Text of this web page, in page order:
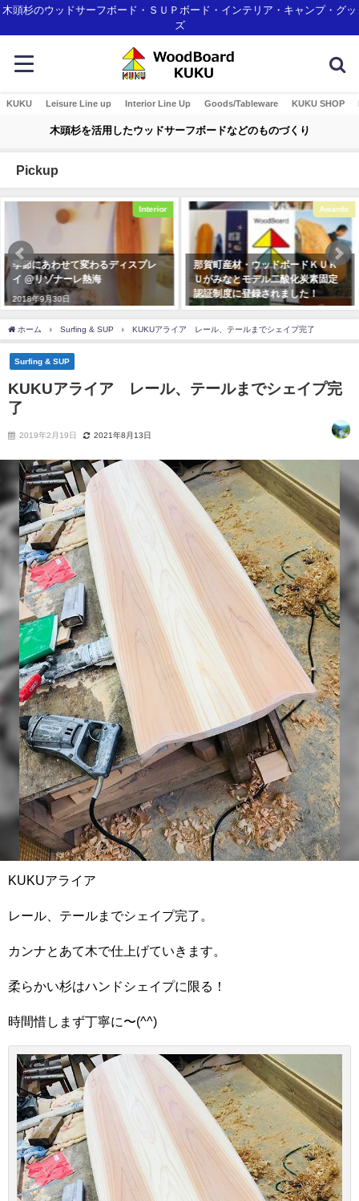
木頭杉のウッドサーフボード・ＳＵＰボード・インテリア・キャンプ・グッ
ズ
KUKU Leisure Line up Interior Line Up Goods/Tableware KUKU SHOP
木頭杉を活用したウッドサーフボードなどのものづくり
Pickup
レ
Awards
那賀町産材・ウッドボードＫＵＫ
Ｕがみなとモデル二酸化炭素固定
認証制度に登録されました！
とくしま創生アワード あり
交流の場を頂き感謝です!
2018年11月10日
ホーム Surfing & SUP KUKUアライア レール、テールまでシェイプ完了
Surfing & SUP
KUKUアライア レール、テールまでシェイプ完
了
2019年2月19日 2021年8月13日
KUKUアライア
レール、テールまでシェイプ完了。
カンナとあて木で仕上げていきます。
柔らかい杉はハンドシェイプに限る！
時間惜しまず丁寧に〜(^^)